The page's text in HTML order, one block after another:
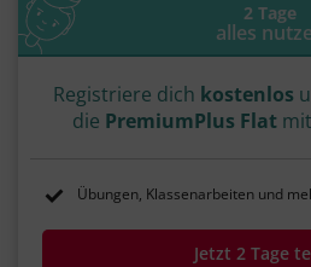
2 Tage
alles
Registriere dich kostenlos
die PremiumPlus Flat
Übungen, Klassenarbeiten und
Jetzt 2 Tage